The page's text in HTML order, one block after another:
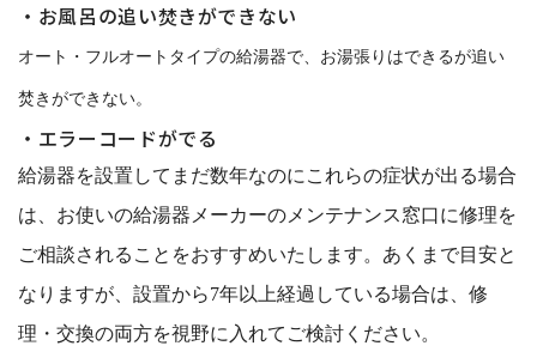
・お風呂の追い焚きができない
オート・フルオートタイプの給湯器で、お湯張りはできるが追い
焚きができない。
・エラーコードがでる
給湯器を設置してまだ数年なのにこれらの症状が出る場合
は、お使いの給湯器メーカーのメンテナンス窓口に修理を
ご相談されることをおすすめいたします。あくまで目安と
なりますが、設置から7年以上経過している場合は、修
理・交換の両方を視野に入れてご検討ください。